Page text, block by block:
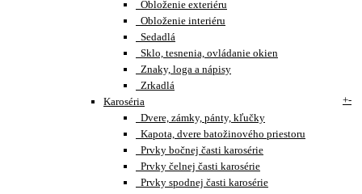
Obloženie exteriéru
Obloženie interiéru
Sedadlá
Sklo, tesnenia, ovládanie okien
Znaky, loga a nápisy
Zrkadlá
Karoséria
+-
Dvere, zámky, pánty, kľučky
Kapota, dvere batožinového priestoru
Prvky bočnej časti karosérie
Prvky čelnej časti karosérie
Prvky spodnej časti karosérie